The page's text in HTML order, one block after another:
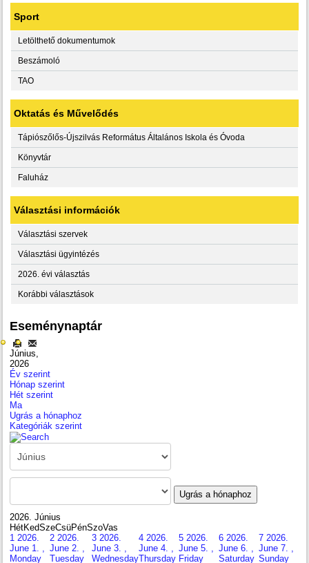
Sport
Letölthető dokumentumok
Beszámoló
TAO
Oktatás és Művelődés
Tápiószőlős-Újszilvás Református Általános Iskola és Óvoda
Könyvtár
Faluház
Választási információk
Választási szervek
Választási ügyintézés
2026. évi választás
Korábbi választások
Eseménynaptár
Június,
2026
Év szerint
Hónap szerint
Hét szerint
Ma
Ugrás a hónaphoz
Kategóriák szerint
Ugrás a hónaphoz
2026. Június
HétKedSzeCsüPénSzoVas
1 2026.
June 1. ,
Monday
2 2026.
June 2. ,
Tuesday
3 2026.
June 3. ,
Wednesday
4 2026.
June 4. ,
Thursday
5 2026.
June 5. ,
Friday
6 2026.
June 6. ,
Saturday
7 2026.
June 7. ,
Sunday